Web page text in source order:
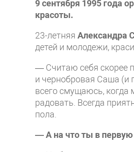
9 сентября 1995 года
красоты.
23-летняя Александра
детей и молодежи,
— Считаю себя скорее
и чернобровая Саша (и
всего смущаюсь,
радовать. Всегда
пола.
— А на что ты в